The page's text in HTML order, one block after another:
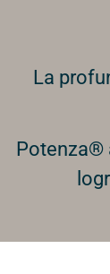
La
Potenza®